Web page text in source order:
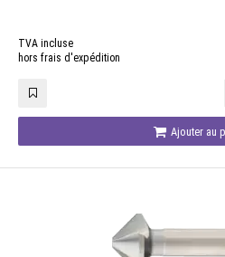
TVA incluse
hors frais d'expédition
Ajouter au